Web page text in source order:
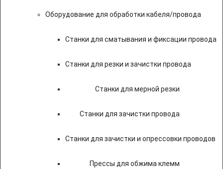
Оборудование для обработки кабеля/провода
Станки для сматывания и фиксации провода
Станки для резки и зачистки провода
Станки для мерной резки
Станки для зачистки провода
Станки для зачистки и опрессовки проводов
Прессы для обжима клемм